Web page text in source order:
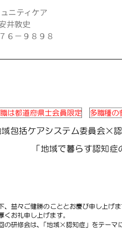
ニティケア
井敦史
６－９８９８